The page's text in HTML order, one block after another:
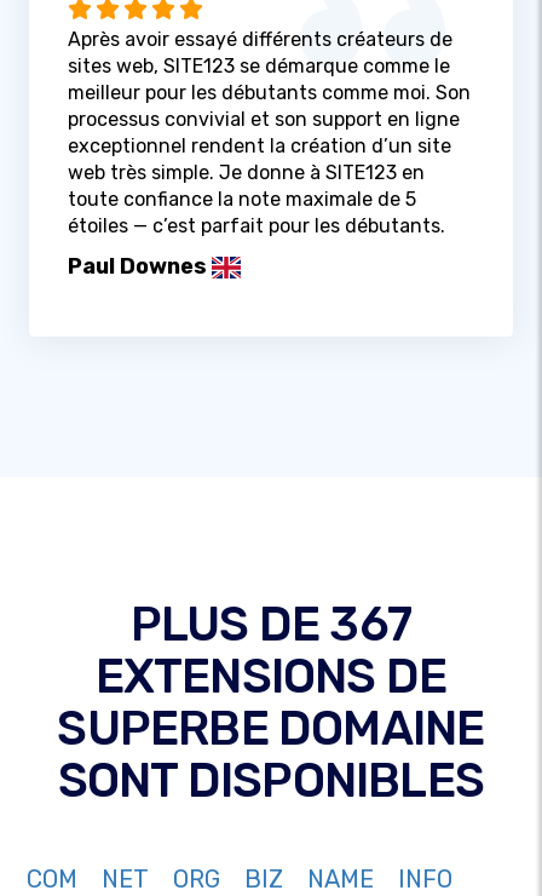
Après avoir essayé différents créateurs de
sites web, SITE123 se démarque comme le
meilleur pour les débutants comme moi. Son
processus convivial et son support en ligne
exceptionnel rendent la création d’un site
web très simple. Je donne à SITE123 en
toute confiance la note maximale de 5
étoiles — c’est parfait pour les débutants.
Paul Downes
PLUS DE 367
EXTENSIONS DE
SUPERBE DOMAINE
SONT DISPONIBLES
COM NET ORG BIZ NAME
INFO